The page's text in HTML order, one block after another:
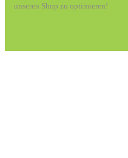
unseren Shop zu optimieren!